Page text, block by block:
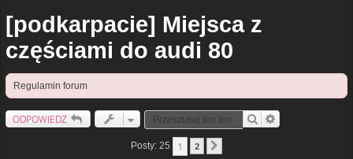
[podkarpacie] Miejsca z
częściami do audi 80
Regulamin forum
ODPOWIEDZ Szukaj
Posty: 25 1 2